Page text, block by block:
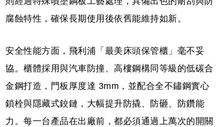
腐蝕特性，確保長期使用後依舊能維持如新。
安全性能方面，飛利浦「最美床頭保管櫃」毫不妥
協。櫃體採用與汽車防撞、高樓鋼構同等級的低碳合
金鋼打造，門板厚度達 3mm，並配合全不鏽鋼實心
鎖栓與隱藏式鉸鏈，大幅提升防撬、防砸、防鑽能
力。每一台產品在出廠前，都必須通過上萬次的開關